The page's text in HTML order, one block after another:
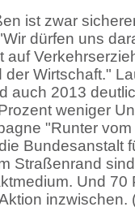
ist zwar
dürfen uns
Wirtschaft."
auch 2013
weniger
"Runter
Bundesanstalt
Straßenrand
Und
inzwischen.